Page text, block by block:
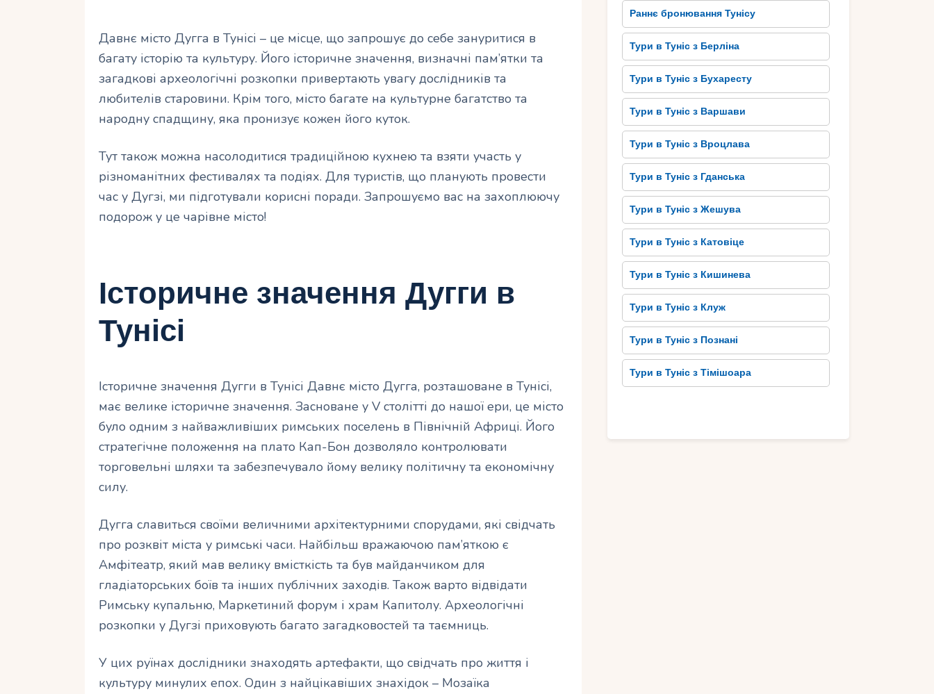
Давнє місто Дугга в Тунісі – це місце, що запрошує до себе зануритися в
багату історію та культуру. Його історичне значення, визначні пам’ятки та
загадкові археологічні розкопки привертають увагу дослідників та
любителів старовини. Крім того, місто багате на культурне багатство та
народну спадщину, яка пронизує кожен його куток.
Тут також можна насолодитися традиційною кухнею та взяти участь у
різноманітних фестивалях та подіях. Для туристів, що планують провести
час у Дугзі, ми підготували корисні поради. Запрошуємо вас на захоплюючу
подорож у це чарівне місто!
Історичне значення Дугги в
Тунісі
Історичне значення Дугги в Тунісі Давнє місто Дугга, розташоване в Тунісі,
має велике історичне значення. Засноване у V столітті до нашої ери, це місто
було одним з найважливіших римських поселень в Північній Африці. Його
стратегічне положення на плато Кап-Бон дозволяло контролювати
торговельні шляхи та забезпечувало йому велику політичну та економічну
силу.
Дугга славиться своїми величними архітектурними спорудами, які свідчать
про розквіт міста у римські часи. Найбільш вражаючою пам’яткою є
Амфітеатр, який мав велику вмісткість та був майданчиком для
гладіаторських боїв та інших публічних заходів. Також варто відвідати
Римську купальню, Маркетиний форум і храм Капитолу. Археологічні
розкопки у Дугзі приховують багато загадковостей та таємниць.
У цих руїнах дослідники знаходять артефакти, що свідчать про життя і
культуру минулих епох. Один з найцікавіших знахідок – Мозаїка
Раннє бронювання Тунісу
Тури в Туніс з Берліна
Тури в Туніс з Бухаресту
Тури в Туніс з Варшави
Тури в Туніс з Вроцлава
Тури в Туніс з Гданська
Тури в Туніс з Жешува
Тури в Туніс з Катовіце
Тури в Туніс з Кишинева
Тури в Туніс з Клуж
Тури в Туніс з Познані
Тури в Туніс з Тімішоара